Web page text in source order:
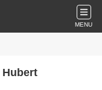
MENU